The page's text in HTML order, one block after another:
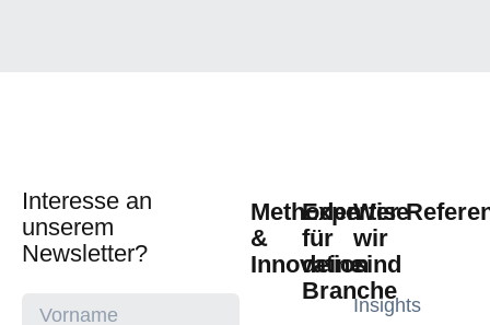
Interesse an
unserem
Newsletter?
Methoden
&
Innovation
Expertise
für
deine
Branche
Wer
wir
sind
Insights